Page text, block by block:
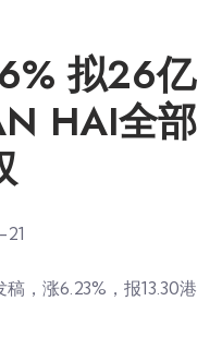
拟26亿
HAI全部
，涨6.23%，报13.30港